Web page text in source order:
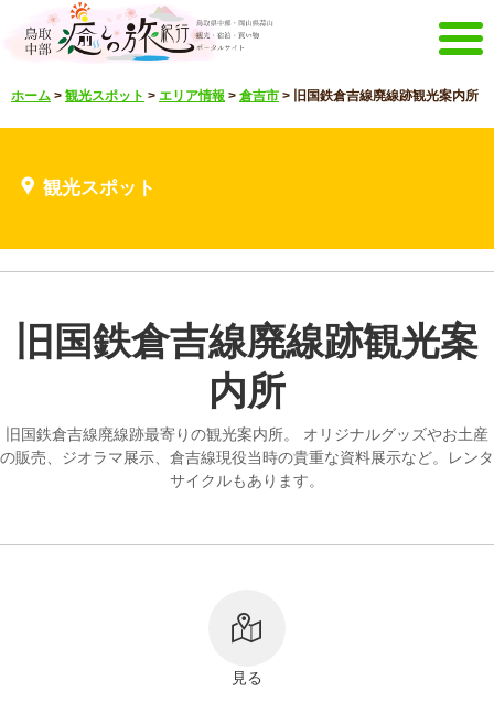
ホーム イベントキャンペーン
見どころ映像
メルマガ&パンフレット
パンフレット
鳥取中部観光推進機構 お問い合わせ
当サイトについて
ホーム > 観光スポット > エリア情報 > 倉吉市 > 旧国鉄倉吉線廃線跡観光案内所
観光スポット
旧国鉄倉吉線廃線跡観光案
内所
旧国鉄倉吉線廃線跡最寄りの観光案内所。 オリジナルグッズやお土産
の販売、ジオラマ展示、倉吉線現役当時の貴重な資料展示など。レンタ
サイクルもあります。
見る